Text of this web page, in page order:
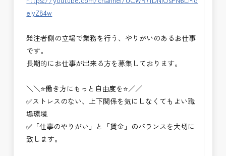
・積算技術業務
・設計コンサルティング業務（数量算出、図面の
修正など）
・河川巡視支援業務
・道路許認可審査・適正化指導業務
・施工体制調査員
・建設プロジェクト・マネジメント業務
※応募書類等の送付方法につきましては、基本的に
Ｅメールで送付
頂きたいと思います。
eIyZ84w
発注者側の立場で業務を行う、やりがいのあるお仕事
です。
長期的にお仕事が出来る方を募集しております。
＼＼⭐働き方にもっと自由度を⭐／／
✅ストレスのない、上下関係を気にしなくてもよい職
場環境
✅「仕事のやりがい」と「賃金」のバランスを大切に
致します。